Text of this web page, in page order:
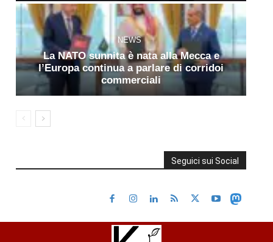
NEWS
La NATO sunnita è nata alla Mecca e
l’Europa continua a parlare di corridoi
commerciali
Seguici sui Social